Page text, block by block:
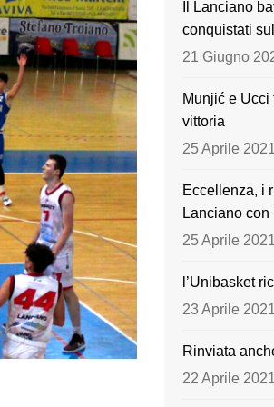
o
k
Il Lanciano
conquistati
21 Giugno
Munjić e Ucci
vittoria
25 Aprile 2021
Eccellenza, i
Lanciano con
25 Aprile 2021
l’Unibasket
23 Aprile 2021
Rinviata
22 Aprile 2021